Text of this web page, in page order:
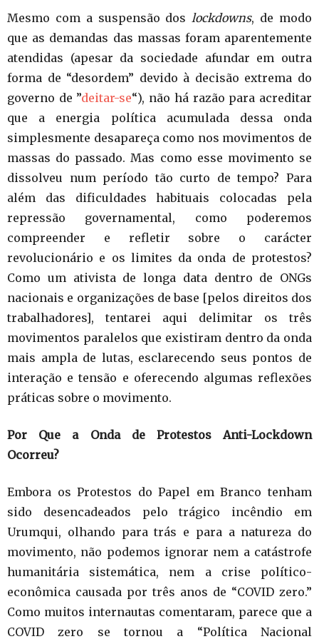
Mesmo com a suspensão doslockdowns, de modo
que as demandas das massas foram aparentemente
atendidas (apesar da sociedade afundar em outra
forma de “desordem” devido à decisão extrema do
governo de ”deitar-se“), não há razão para acreditar
que a energia política acumulada dessa onda
simplesmente desapareça como nos movimentos de
massas do passado. Mas como esse movimento se
dissolveu num período tão curto de tempo? Para
além das dificuldades habituais colocadas pela
repressão governamental, como poderemos
compreender e refletir sobre o carácter
revolucionário e os limites da onda de protestos?
Como um ativista de longa data dentro de ONGs
nacionais e organizações de base [pelos direitos dos
trabalhadores], tentarei aqui delimitar os três
movimentos paralelos que existiram dentro da onda
mais ampla de lutas, esclarecendo seus pontos de
interação e tensão e oferecendo algumas reflexões
práticas sobre o movimento.
Por Que a Onda de Protestos Anti-Lockdown
Ocorreu?
Embora os Protestos do Papel em Branco tenham
sido desencadeados pelo trágico incêndio em
Urumqui, olhando para trás e para a natureza do
movimento, não podemos ignorar nem a catástrofe
humanitária sistemática, nem a crise político-
econômica causada por três anos de “COVID zero.”
Como muitos internautas comentaram, parece que a
COVID zero se tornou a “Política Nacional